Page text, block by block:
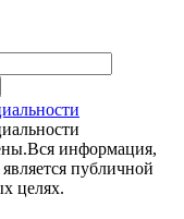
Вся информация,
публичной
целях.